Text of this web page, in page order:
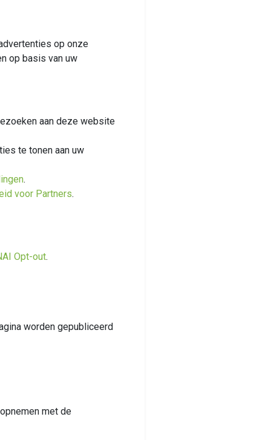
op onze
op basis van uw
aan deze website
te tonen aan uw
.
voor Partners.
Opt-out.
worden gepubliceerd
met de